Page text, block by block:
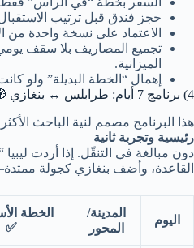
حجز فندق قبل ترتيب
الاعتماد على نسخة واحدة من
تجميع المصاريف بلا سقف
الميزانية.
إهمال “الخطة البديلة” ولو
4) برنامج 7 أيام: طرابلس ↔ بنغازي 🧭 (مع خطط بديلة)
هذا البرنامج مصمم لنية الباحث
رئيسية وتجربة ثانية
دون مبالغة في التنقّل. إذا أردت
القاعدة، وأضف بنغازي كجولة
اليوم
المدينة/
المحور
الخطة
✅